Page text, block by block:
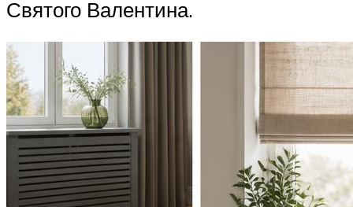
Святого Валентина.